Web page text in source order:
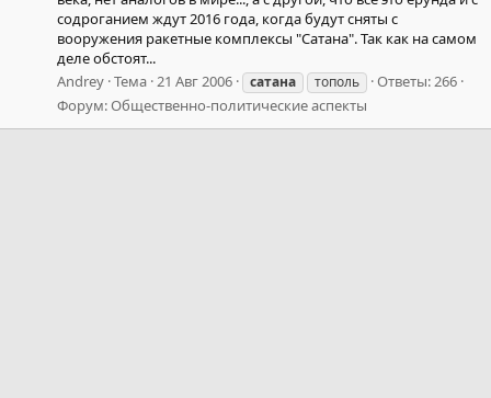
содроганием ждут 2016 года, когда будут сняты с
вооружения ракетные комплексы "Сатана". Так как на самом
деле обстоят...
Andrey Тема 21 Авг 2006 сатана тополь
Ответы: 266
Форум:Общественно-политические аспекты